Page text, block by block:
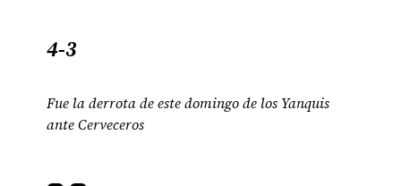
4-3
Fue la derrota de este domingo de los Yanquis
ante Cerveceros